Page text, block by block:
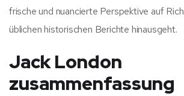
frische und nuancierte Perspektive auf
üblichen historischen Berichte hinausgeht.
Jack London
zusammenfassung